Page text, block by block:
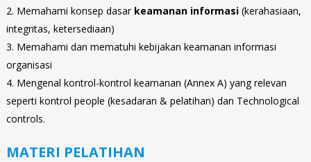
Memahami konsep dasar keamanan informasi (kerahasiaan,
integritas, ketersediaan)
Memahami dan mematuhi kebijakan keamanan informasi
organisasi
Mengenal kontrol-kontrol keamanan (Annex A) yang relevan
seperti kontrol people (kesadaran & pelatihan) dan Technological
controls.
MATERI PELATIHAN